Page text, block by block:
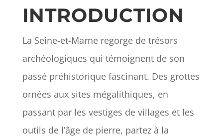
INTRODUCTION
La Seine-et-Marne regorge de trésors
archéologiques qui témoignent de son
passé préhistorique fascinant. Des grottes
ornées aux sites mégalithiques, en
passant par les vestiges de villages et les
outils de l’âge de pierre, partez à la